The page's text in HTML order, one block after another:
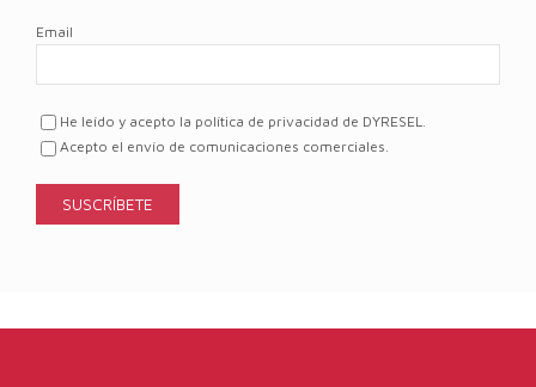
Email
He leído y acepto la política de privacidad de DYRESEL.
Acepto el envío de comunicaciones comerciales.